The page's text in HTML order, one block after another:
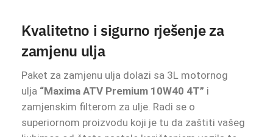
Kvalitetno i sigurno rješenje za
zamjenu ulja
Paket za zamjenu ulja dolazi sa 3L motornog
ulja “Maxima ATV Premium 10W40 4T” i
zamjenskim filterom za ulje. Radi se o
superiornom proizvodu koji je tu da zaštiti vašeg